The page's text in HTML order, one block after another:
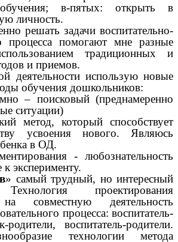
обучения; в-пятых: открыть в
личность.
решать задачи воспитательно-
процесса помогают мне разные
традиционных и
и приемов.
деятельности использую новые
обучения дошкольников:
– поисковый (преднамеренно
ситуации)
метод, который способствует
усвоения нового. Являюсь
в ОД.
- любознательность
к эксперименту.
» самый трудный, но интересный
проектирования
на совместную деятельность
процесса: воспитатель-
родители, воспитатель-родители.
технологии метода